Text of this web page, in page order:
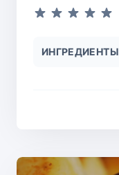
ИНГРЕДИЕНТЫ